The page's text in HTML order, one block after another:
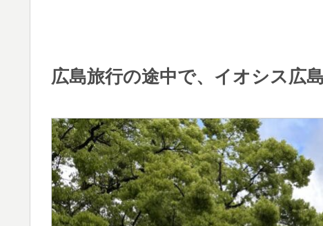
広島旅行の途中で、イオシス広